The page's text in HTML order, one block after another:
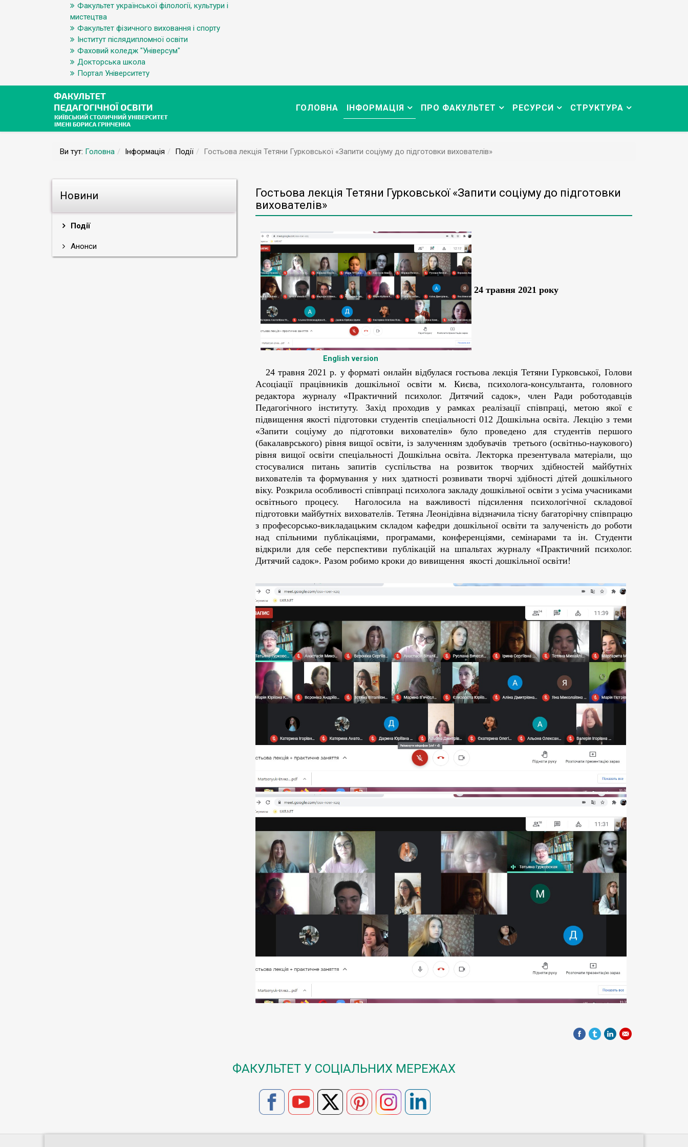
Факультет української філології, культури і
мистецтва
Факультет фізичного виховання і спорту
Інститут післядипломної освіти
Фаховий коледж "Універсум"
Докторська школа
Портал Університету
ГОЛОВНА ІНФОРМАЦІЯ ПРО ФАКУЛЬТЕТ РЕСУРСИ СТРУКТУРА
Ви тут: Головна Інформація Події Гостьова лекція Тетяни Гурковської «Запити соціуму до підготовки вихователів»
Новини
Події
Анонси
Гостьова лекція Тетяни Гурковської «Запити соціуму до підготовки
вихователів»
24 травня 2021 року
English version
24 травня 2021 р. у форматі онлайн відбулася гостьова лекція Тетяни Гурковської, Голови
Асоціації працівників дошкільної освіти м. Києва, психолога-консультанта, головного
редактора журналу «Практичний психолог. Дитячий садок», член Ради роботодавців
Педагогічного інституту. Захід проходив у рамках реалізації співпраці, метою якої є
підвищення якості підготовки студентів спеціальності 012 Дошкільна освіта. Лекцію з теми
«Запити соціуму до підготовки вихователів» було проведено для студентів першого
(бакалаврського) рівня вищої освіти, із залученням здобувачів третього (освітньо-наукового)
рівня вищої освіти спеціальності Дошкільна освіта. Лекторка презентувала матеріали, що
стосувалися питань запитів суспільства на розвиток творчих здібностей майбутніх
вихователів та формування у них здатності розвивати творчі здібності дітей дошкільного
віку. Розкрила особливості співпраці психолога закладу дошкільної освіти з усіма учасниками
освітнього процесу. Наголосила на важливості підсилення психологічної складової
підготовки майбутніх вихователів. Тетяна Леонідівна відзначила тісну багаторічну співпрацю
з професорсько-викладацьким складом кафедри дошкільної освіти та залученість до роботи
над спільними публікаціями, програмами, конференціями, семінарами та ін. Студенти
відкрили для себе перспективи публікацій на шпальтах журналу «Практичний психолог.
Дитячий садок». Разом робимо кроки до вивищення якості дошкільної освіти!
ФАКУЛЬТЕТ У СОЦІАЛЬНИХ МЕРЕЖАХ